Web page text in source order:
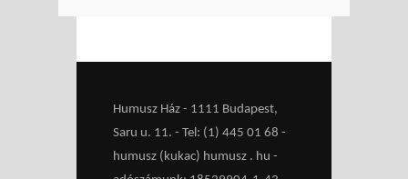
Humusz Ház - 1111 Budapest,
Saru u. 11. - Tel: (1) 445 01 68 -
humusz (kukac) humusz . hu -